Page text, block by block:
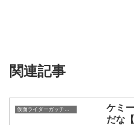
関連記事
ケミ
だな